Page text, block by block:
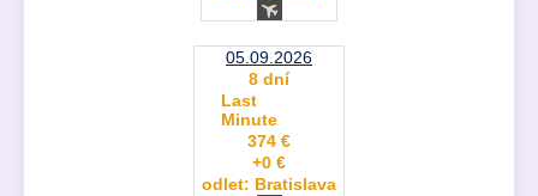
05.09.2026
8 dní
Last
Minute
374 €
+0 €
odlet: Bratislava